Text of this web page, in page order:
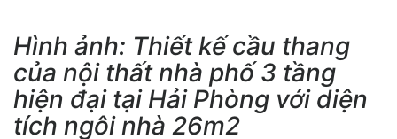
Hình ảnh: Thiết kế cầu thang
của nội thất nhà phố 3 tầng
hiện đại tại Hải Phòng với diện
tích ngôi nhà 26m2